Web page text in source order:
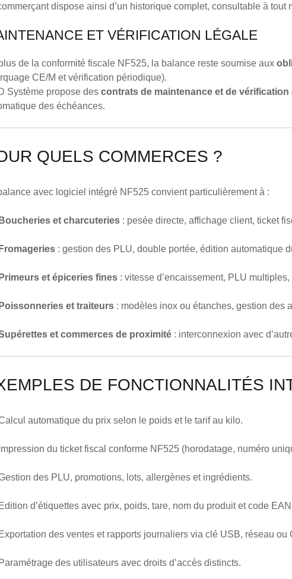
dispose ainsi d’un historique complet, consultable à tout
ET VÉRIFICATION LÉGALE
de la conformité fiscale NF525, la balance reste soumise aux
CE/M et vérification périodique).
Système propose des contrats de maintenance et de vérification
des échéances.
QUELS COMMERCES ?
avec logiciel intégré NF525 convient particulièrement à :
Boucheries et charcuteries: pesée directe, affichage client, ticket
Fromageries: gestion des PLU, double portée, édition automatique
Primeurs et épiceries fines: vitesse d’encaissement, PLU
Poissonneries et traiteurs: modèles inox ou étanches, gestion des
et commerces de proximité: interconnexion avec
DE FONCTIONNALITÉS
automatique du prix selon le poids et le tarif au kilo.
Impression du ticket fiscal conforme NF525 (horodatage, numéro
des PLU, promotions, lots, allergènes et ingrédients.
Edition d’étiquettes avec prix, poids, tare, nom du produit et code
Exportation des ventes et rapports journaliers via clé USB, réseau ou
Paramétrage des utilisateurs avec droits d’accès distincts.